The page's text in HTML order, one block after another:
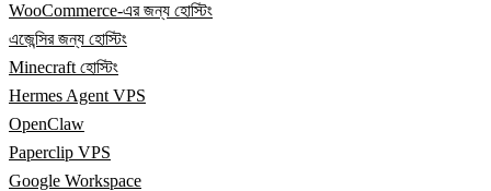
WooCommerce-এর জন্য হোস্টিং
এজেন্সির জন্য হোস্টিং
Minecraft হোস্টিং
Hermes Agent VPS
OpenClaw
Paperclip VPS
Google Workspace